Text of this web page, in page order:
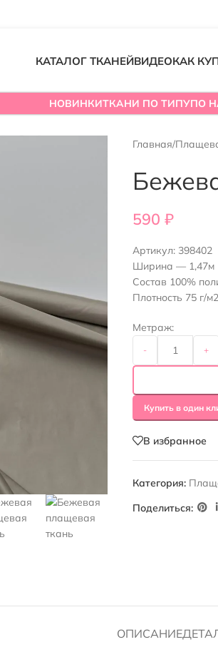
КАТАЛОГ ТКАНЕЙВИДЕОКАК
НОВИНКИТКАНИ ПО ТИПУПО
Главная/
590₽
Артикул: 398402
Ширина — 1,47м
Состав 100%
Плотность 75 г/м2
Метраж:
- +
Купить в один
В избранное
Категория:
Поделиться:
ОПИСАНИЕ